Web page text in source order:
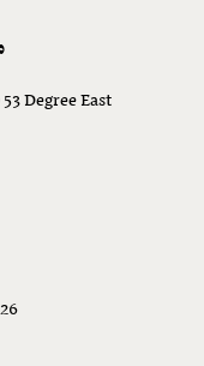
Degree East